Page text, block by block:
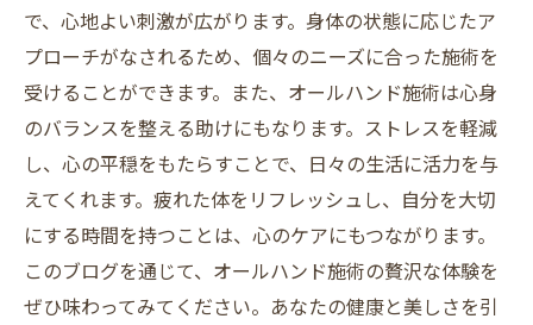
で、心地よい刺激が広がります。身体の状態に応じたア
プローチがなされるため、個々のニーズに合った施術を
受けることができます。また、オールハンド施術は心身
のバランスを整える助けにもなります。ストレスを軽減
し、心の平穏をもたらすことで、日々の生活に活力を与
えてくれます。疲れた体をリフレッシュし、自分を大切
にする時間を持つことは、心のケアにもつながります。
このブログを通じて、オールハンド施術の贅沢な体験を
ぜひ味わってみてください。あなたの健康と美しさを引